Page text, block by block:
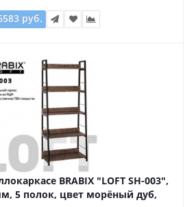
руб.
BRABIX "LOFT SH-003",
5 полок, цвет морёный дуб,